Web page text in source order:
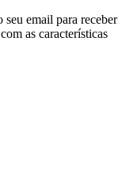
email para receber
as características